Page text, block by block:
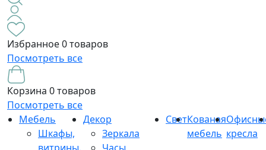
Избранное0 товаров
Посмотреть все
Корзина 0 товаров
Посмотреть все
Мебель
Шкафы,
Декор
Зеркала
СветКованая
мебель кресла